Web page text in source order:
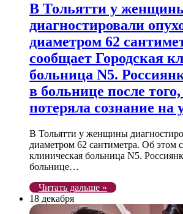
В Тольятти у
диагностировали
диаметром 62
сообщает Городская
больница N5.
в больнице после
потеряла сознание на
В Тольятти у женщины
диаметром 62 сантиметра. Об этом
клиническая больница N5.
больнице…
Читать дальше »
18 декабря